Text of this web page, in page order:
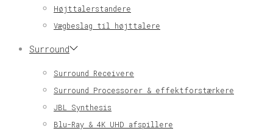
Højttalerstandere
Vægbeslag til højttalere
Surround
Surround Receivere
Surround Processorer & effektforstærkere
JBL Synthesis
Blu-Ray & 4K UHD afspillere